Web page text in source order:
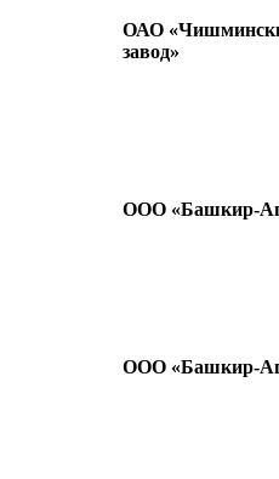
ОАО
завод»
ООО «Башкир-
ООО «Башкир-